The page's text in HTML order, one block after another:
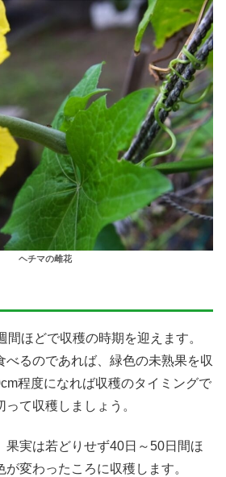
ヘチマの雌花
間ほどで収穫の時期を迎えます。
べるのであれば、緑色の未熟果を収
程度になれば収穫のタイミングで
て収穫しましょう。
果実は若どりせず40日～50日間ほ
変わったころに収穫します。